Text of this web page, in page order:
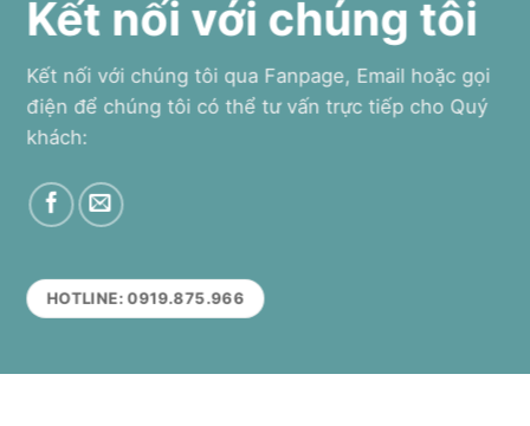
Kết nối với chúng tôi
Kết nối với chúng tôi qua Fanpage, Email hoặc gọi
điện để chúng tôi có thể tư vấn trực tiếp cho Quý
khách:
HOTLINE: 0919.875.966